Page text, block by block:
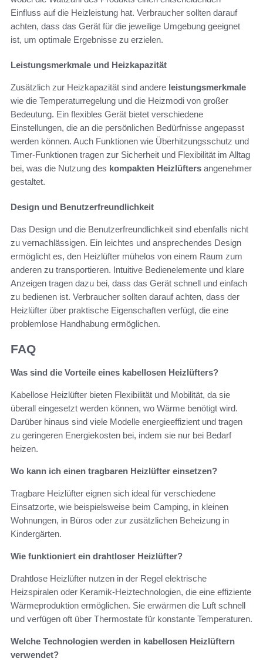
Einfluss auf die Heizleistung hat. Verbraucher sollten darauf
achten, dass das Gerät für die jeweilige Umgebung geeignet
ist, um optimale Ergebnisse zu erzielen.
Leistungsmerkmale und Heizkapazität
Zusätzlich zur Heizkapazität sind andere leistungsmerkmale
wie die Temperaturregelung und die Heizmodi von großer
Bedeutung. Ein flexibles Gerät bietet verschiedene
Einstellungen, die an die persönlichen Bedürfnisse angepasst
werden können. Auch Funktionen wie Überhitzungsschutz und
Timer-Funktionen tragen zur Sicherheit und Flexibilität im Alltag
bei, was die Nutzung des kompakten Heizlüfters angenehmer
gestaltet.
Design und Benutzerfreundlichkeit
Das Design und die Benutzerfreundlichkeit sind ebenfalls nicht
zu vernachlässigen. Ein leichtes und ansprechendes Design
ermöglicht es, den Heizlüfter mühelos von einem Raum zum
anderen zu transportieren. Intuitive Bedienelemente und klare
Anzeigen tragen dazu bei, dass das Gerät schnell und einfach
zu bedienen ist. Verbraucher sollten darauf achten, dass der
Heizlüfter über praktische Eigenschaften verfügt, die eine
problemlose Handhabung ermöglichen.
FAQ
Was sind die Vorteile eines kabellosen Heizlüfters?
Kabellose Heizlüfter bieten Flexibilität und Mobilität, da sie
überall eingesetzt werden können, wo Wärme benötigt wird.
Darüber hinaus sind viele Modelle energieeffizient und tragen
zu geringeren Energiekosten bei, indem sie nur bei Bedarf
heizen.
Wo kann ich einen tragbaren Heizlüfter einsetzen?
Tragbare Heizlüfter eignen sich ideal für verschiedene
Einsatzorte, wie beispielsweise beim Camping, in kleinen
Wohnungen, in Büros oder zur zusätzlichen Beheizung in
Kindergärten.
Wie funktioniert ein drahtloser Heizlüfter?
Drahtlose Heizlüfter nutzen in der Regel elektrische
Heizspiralen oder Keramik-Heiztechnologien, die eine effiziente
Wärmeproduktion ermöglichen. Sie erwärmen die Luft schnell
und verfügen oft über Thermostate für konstante Temperaturen.
Welche Technologien werden in kabellosen Heizlüftern
verwendet?